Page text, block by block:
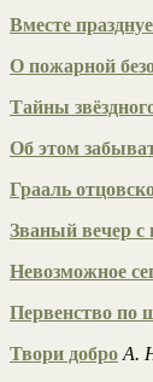
Вместе
О пожарной
Тайны
Об этом
Грааль
Званый вечер с
Невозможное
Первенство по
Твори добро А.